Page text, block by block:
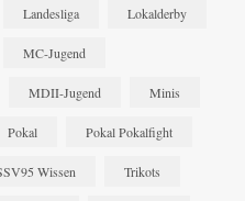
Landesliga Lokalderby
MC-Jugend
MDII-Jugend Minis
Pokal Pokal Pokalfight
Wissen Trikots